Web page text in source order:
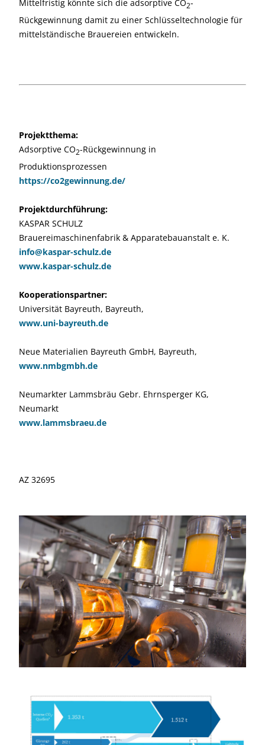
Mittelfristig könnte sich die adsorptive CO2-
Rückgewinnung damit zu einer Schlüsseltechnologie für
mittelständische Brauereien entwickeln.
Projektthema:
Adsorptive CO2-Rückgewinnung in
Produktionsprozessen
https://co2gewinnung.de/
Projektdurchführung:
KASPAR SCHULZ
Brauereimaschinenfabrik & Apparatebauanstalt e. K.
info@kaspar-schulz.de
www.kaspar-schulz.de
Kooperationspartner:
Universität Bayreuth, Bayreuth,
www.uni-bayreuth.de
Neue Materialien Bayreuth GmbH, Bayreuth,
www.nmbgmbh.de
Neumarkter Lammsbräu Gebr. Ehrnsperger KG,
Neumarkt
www.lammsbraeu.de
AZ 32695